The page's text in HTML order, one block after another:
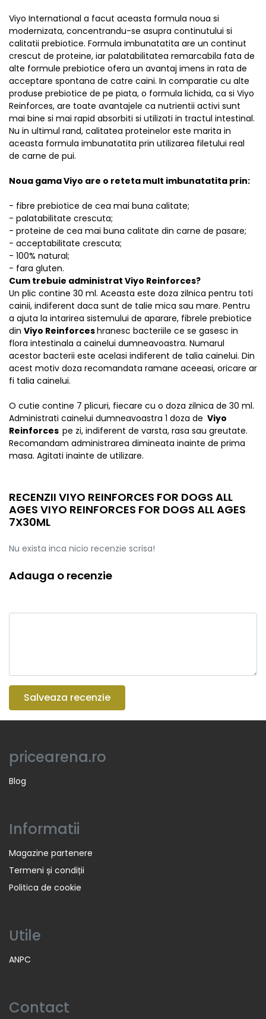
Viyo International a facut aceasta formula noua si
modernizata, concentrandu-se asupra continutului si
calitatii prebiotice. Formula imbunatatita are un continut
crescut de proteine, iar palatabilitatea remarcabila fata de
alte formule prebiotice ofera un avantaj imens in rata de
acceptare spontana de catre caini. In comparatie cu alte
produse prebiotice de pe piata, o formula lichida, ca si Viyo
Reinforces, are toate avantajele ca nutrientii activi sunt
mai bine si mai rapid absorbiti si utilizati in tractul intestinal.
Nu in ultimul rand, calitatea proteinelor este marita in
aceasta formula imbunatatita prin utilizarea filetului real
de carne de pui.
Noua gama Viyo are o reteta mult imbunatatita prin:
- fibre prebiotice de cea mai buna calitate;
- palatabilitate crescuta;
- proteine de cea mai buna calitate din carne de pasare;
- acceptabilitate crescuta;
- 100% natural;
- fara gluten.
Cum trebuie administrat Viyo Reinforces?
Un plic contine 30 ml. Aceasta este doza zilnica pentru toti
cainii, indiferent daca sunt de talie mica sau mare. Pentru
a ajuta la intarirea sistemului de aparare, fibrele prebiotice
din Viyo Reinforceshranesc bacteriile ce se gasesc in
flora intestinala a cainelui dumneavoastra. Numarul
acestor bacterii este acelasi indiferent de talia cainelui. Din
acest motiv doza recomandata ramane aceeasi, oricare ar
fi talia cainelui.
O cutie contine 7 plicuri, fiecare cu o doza zilnica de 30 ml.
Administrati cainelui dumneavoastra 1 doza de Viyo
Reinforces pe zi, indiferent de varsta, rasa sau greutate.
Recomandam administrarea dimineata inainte de prima
masa. Agitati inainte de utilizare.
RECENZII VIYO REINFORCES FOR DOGS ALL
AGES VIYO REINFORCES FOR DOGS ALL AGES
7X30ML
Nu exista inca nicio recenzie scrisa!
Adauga o recenzie
Salveaza recenzie
pricearena.ro
Blog
Informatii
Magazine partenere
Termeni și condiții
Politica de cookie
Utile
ANPC
Contact